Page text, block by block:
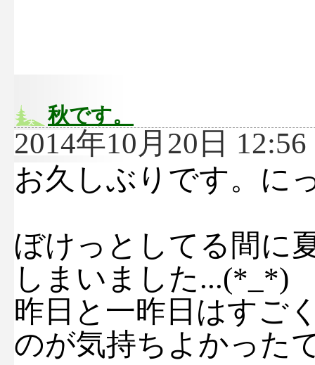
秋です。
2014年10月20日 12:56
お久しぶりです。に
ぼけっとしてる間に
しまいました...(*_*)
昨日と一昨日はすご
のが気持ちよかった